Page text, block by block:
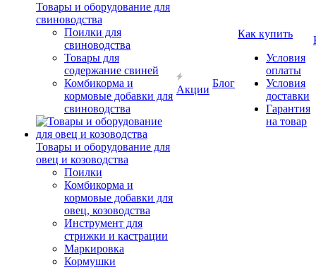
Товары и оборудование для
свиноводства
Поилки для
свиноводства
Товары для
содержание свиней
Комбикорма и
кормовые добавки для
свиноводства
Товары и оборудование для
овец и козоводства
Поилки
Комбикорма и
кормовые добавки для
овец, козоводства
Инструмент для
стрижки и кастрации
Маркировка
Кормушки
Акции
Блог
Как купить
Условия
оплаты
Условия
доставки
Гарантия
на товар